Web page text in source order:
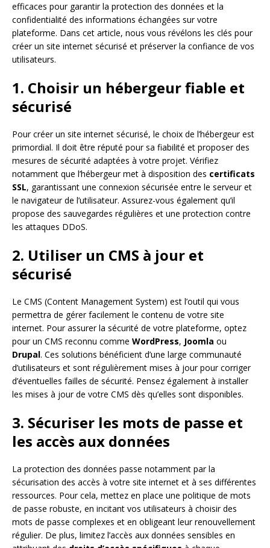
efficaces pour garantir la protection des données et la
confidentialité des informations échangées sur votre
plateforme. Dans cet article, nous vous révélons les clés pour
créer un site internet sécurisé et préserver la confiance de vos
utilisateurs.
1. Choisir un hébergeur fiable et
sécurisé
Pour créer un site internet sécurisé, le choix de l’hébergeur est
primordial. Il doit être réputé pour sa fiabilité et proposer des
mesures de sécurité adaptées à votre projet. Vérifiez
notamment que l’hébergeur met à disposition des certificats
SSL, garantissant une connexion sécurisée entre le serveur et
le navigateur de l’utilisateur. Assurez-vous également qu’il
propose des sauvegardes régulières et une protection contre
les attaques DDoS.
2. Utiliser un CMS à jour et
sécurisé
Le CMS (Content Management System) est l’outil qui vous
permettra de gérer facilement le contenu de votre site
internet. Pour assurer la sécurité de votre plateforme, optez
pour un CMS reconnu comme WordPress, Joomla ou
Drupal. Ces solutions bénéficient d’une large communauté
d’utilisateurs et sont régulièrement mises à jour pour corriger
d’éventuelles failles de sécurité. Pensez également à installer
les mises à jour de votre CMS dès qu’elles sont disponibles.
3. Sécuriser les mots de passe et
les accès aux données
La protection des données passe notamment par la
sécurisation des accès à votre site internet et à ses différentes
ressources. Pour cela, mettez en place une politique de mots
de passe robuste, en incitant vos utilisateurs à choisir des
mots de passe complexes et en obligeant leur renouvellement
régulier. De plus, limitez l’accès aux données sensibles en